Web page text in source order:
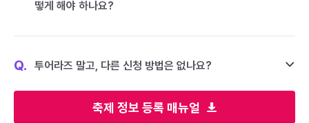
축제 정보 등록 매뉴얼
떻게 해야 하나요?
Q. 투어라즈 말고, 다른 신청 방법은 없나요?